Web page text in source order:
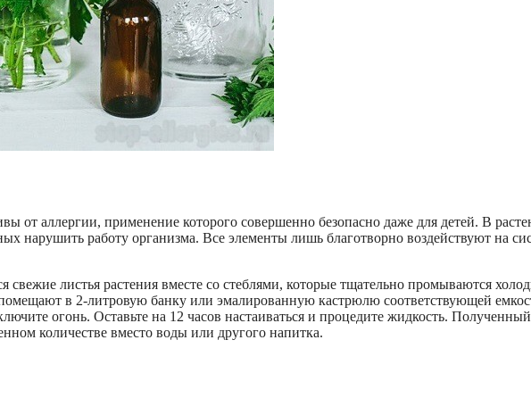
от аллергии, применение которого совершенно безопасно даже для детей. В
нарушить работу организма. Все элементы лишь благотворно воздействуют на
свежие листья растения вместе со стеблями, которые тщательно промываются
в 2-литровую банку или эмалированную кастрюлю соответствующей
огонь. Оставьте на 12 часов настаиваться и процедите жидкость. Полученный
количестве вместо воды или другого напитка.